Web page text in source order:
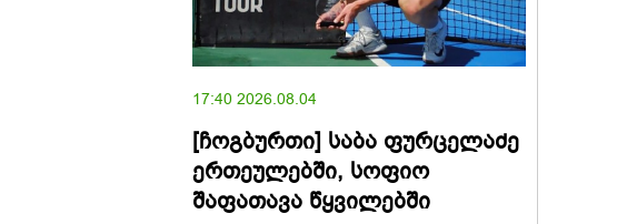
17:40 2026.08.04
[ჩოგბურთი] საბა ფურცელაძე
ერთეულებში, სოფიო
შაფათავა წყვილებში